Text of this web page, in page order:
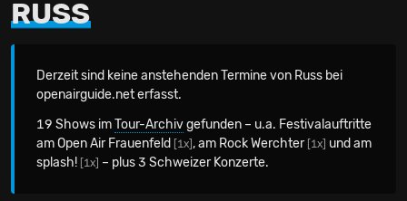
RUSS
Derzeit sind keine anstehenden Termine von Russ bei
openairguide.net erfasst.
19 Shows imTour-Archivgefunden – u.a. Festivalauftritte
am Open Air Frauenfeld
[1x] , am Rock Werchter [1x] und am
splash! [1x] – plus 3 Schweizer Konzerte.